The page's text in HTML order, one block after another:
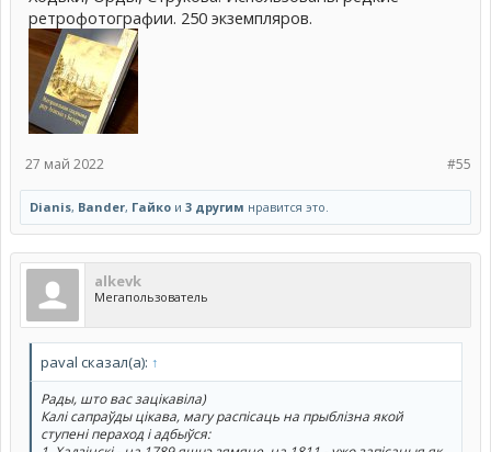
ретрофотографии. 250 экземпляров.
#55
27 май 2022
Dianis, Bander, Гайко и 3 другим нравится это.
alkevk
Мегапользователь
paval сказал(а): ↑
Рады, што вас зацікавіла)
Калі сапраўды цікава, магу распісаць на прыблізна якой
ступені пераход і адбыўся: